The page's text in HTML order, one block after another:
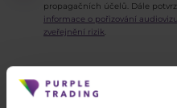
propagačních účelů. Dále
informace o pořizování
zveřejnění rizik.